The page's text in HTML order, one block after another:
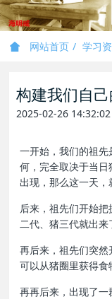
网站首页 学习
构建我们自
2025-02-26 14:32:02
一开始，我们的祖
何，完全取决于当
出现，那么这一天，
后来，祖先们开始
二代、猪三代就出来
再后来，祖先们突
可以从猪圈里获得食
再再后来，出现了